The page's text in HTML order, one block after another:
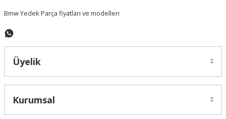
Bmw Yedek Parça fiyatları ve modelleri
Üyelik
Kurumsal